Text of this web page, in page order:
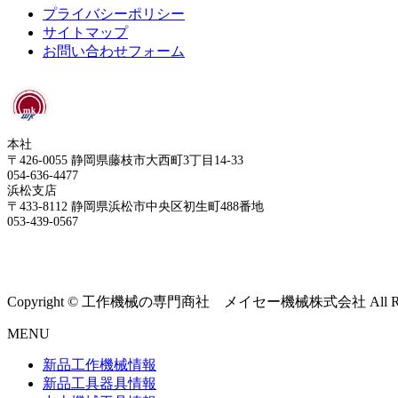
プライバシーポリシー
サイトマップ
お問い合わせフォーム
本社
〒426-0055 静岡県藤枝市大西町3丁目14-33
054-636-4477
浜松支店
〒433-8112 静岡県浜松市中央区初生町488番地
053-439-0567
Copyright © 工作機械の専門商社 メイセー機械株式会社 All
MENU
新品工作機械情報
新品工具器具情報